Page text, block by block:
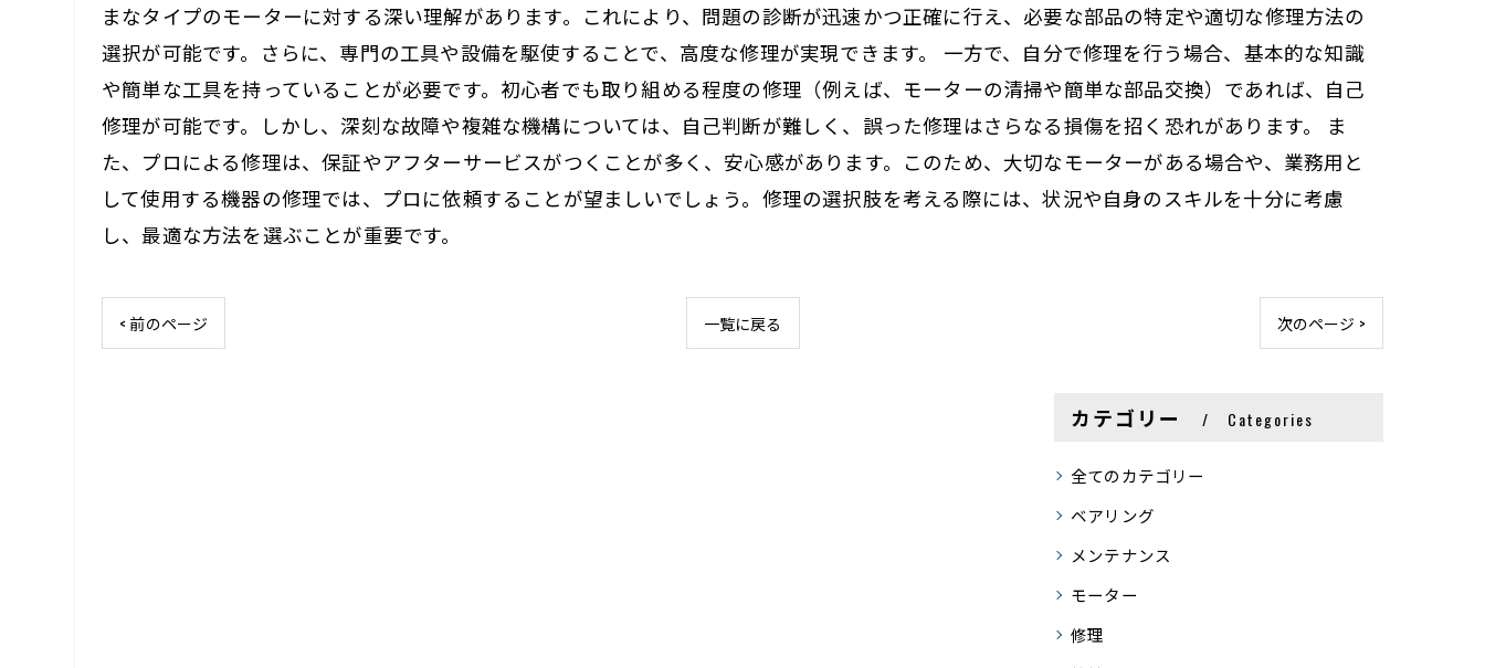
まなタイプのモーターに対する深い理解があります。これにより、問題の診断が迅速かつ正確に行え、必要な部品の特定や適切な修理方法の
選択が可能です。さらに、専門の工具や設備を駆使することで、高度な修理が実現できます。 一方で、自分で修理を行う場合、基本的な知識
や簡単な工具を持っていることが必要です。初心者でも取り組める程度の修理（例えば、モーターの清掃や簡単な部品交換）であれば、自己
修理が可能です。しかし、深刻な故障や複雑な機構については、自己判断が難しく、誤った修理はさらなる損傷を招く恐れがあります。 ま
た、プロによる修理は、保証やアフターサービスがつくことが多く、安心感があります。このため、大切なモーターがある場合や、業務用と
して使用する機器の修理では、プロに依頼することが望ましいでしょう。修理の選択肢を考える際には、状況や自身のスキルを十分に考慮
し、最適な方法を選ぶことが重要です。
< 前のページ 一覧に戻る 次のページ >
カテゴリー Categories
全てのカテゴリー
ベアリング
メンテナンス
モーター
修理